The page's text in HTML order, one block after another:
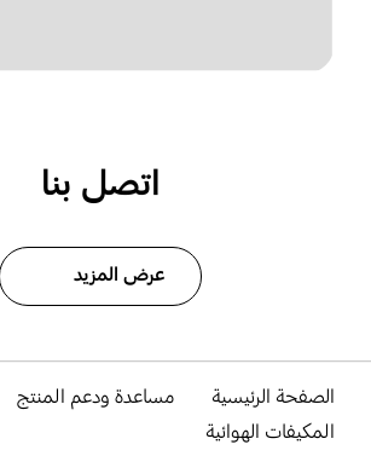
اتصل بنا
عرض المزيد
الصفحة الرئيسية
مساعدة ودعم المنتج
المكيفات الهوائية